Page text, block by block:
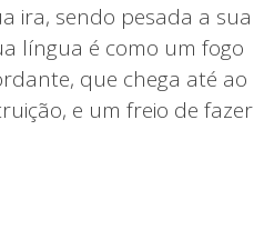
ira, sendo pesada a sua
língua é como um fogo
que chega até ao
e um freio de fazer